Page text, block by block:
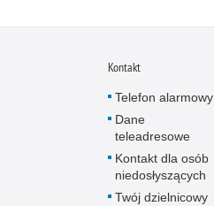
Kontakt
Telefon alarmowy
Dane
teleadresowe
Kontakt dla osób
niedosłyszących
Twój dzielnicowy